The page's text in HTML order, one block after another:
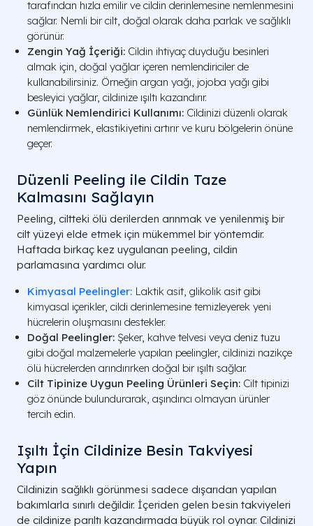
tarafından hızla emilir ve cildin derinlemesine nemlenmesini
sağlar. Nemli bir cilt, doğal olarak daha parlak ve sağlıklı
görünür.
Zengin Yağ İçeriği: Cildin ihtiyaç duyduğu besinleri
almak için, doğal yağlar içeren nemlendiriciler de
kullanabilirsiniz. Örneğin argan yağı, jojoba yağı gibi
besleyici yağlar, cildinize ışıltı kazandırır.
Günlük Nemlendirici Kullanımı: Cildinizi düzenli olarak
nemlendirmek, elastikiyetini artırır ve kuru bölgelerin önüne
geçer.
Düzenli Peeling ile Cildin Taze
Kalmasını Sağlayın
Peeling, ciltteki ölü derilerden arınmak ve yenilenmiş bir
cilt yüzeyi elde etmek için mükemmel bir yöntemdir.
Haftada birkaç kez uygulanan peeling, cildin
parlamasına yardımcı olur.
Kimyasal Peelingler: Laktik asit, glikolik asit gibi
kimyasal içerikler, cildi derinlemesine temizleyerek yeni
hücrelerin oluşmasını destekler.
Doğal Peelingler: Şeker, kahve telvesi veya deniz tuzu
gibi doğal malzemelerle yapılan peelingler, cildinizi nazikçe
ölü hücrelerden arındırırken doğal bir ışıltı sağlar.
Cilt Tipinize Uygun Peeling Ürünleri Seçin: Cilt tipinizi
göz önünde bulundurarak, aşındırıcı olmayan ürünler
tercih edin.
Işıltı İçin Cildinize Besin Takviyesi
Yapın
Cildinizin sağlıklı görünmesi sadece dışarıdan yapılan
bakımlarla sınırlı değildir. İçeriden gelen besin takviyeleri
de cildinize parıltı kazandırmada büyük rol oynar. Cildinizi